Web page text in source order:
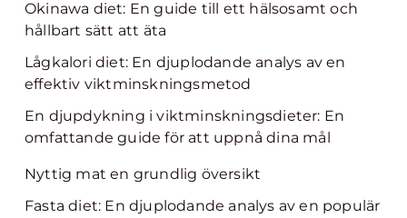
Okinawa diet: En guide till ett hälsosamt och
hållbart sätt att äta
Lågkalori diet: En djuplodande analys av en
effektiv viktminskningsmetod
En djupdykning i viktminskningsdieter: En
omfattande guide för att uppnå dina mål
Nyttig mat en grundlig översikt
Fasta diet: En djuplodande analys av en populär